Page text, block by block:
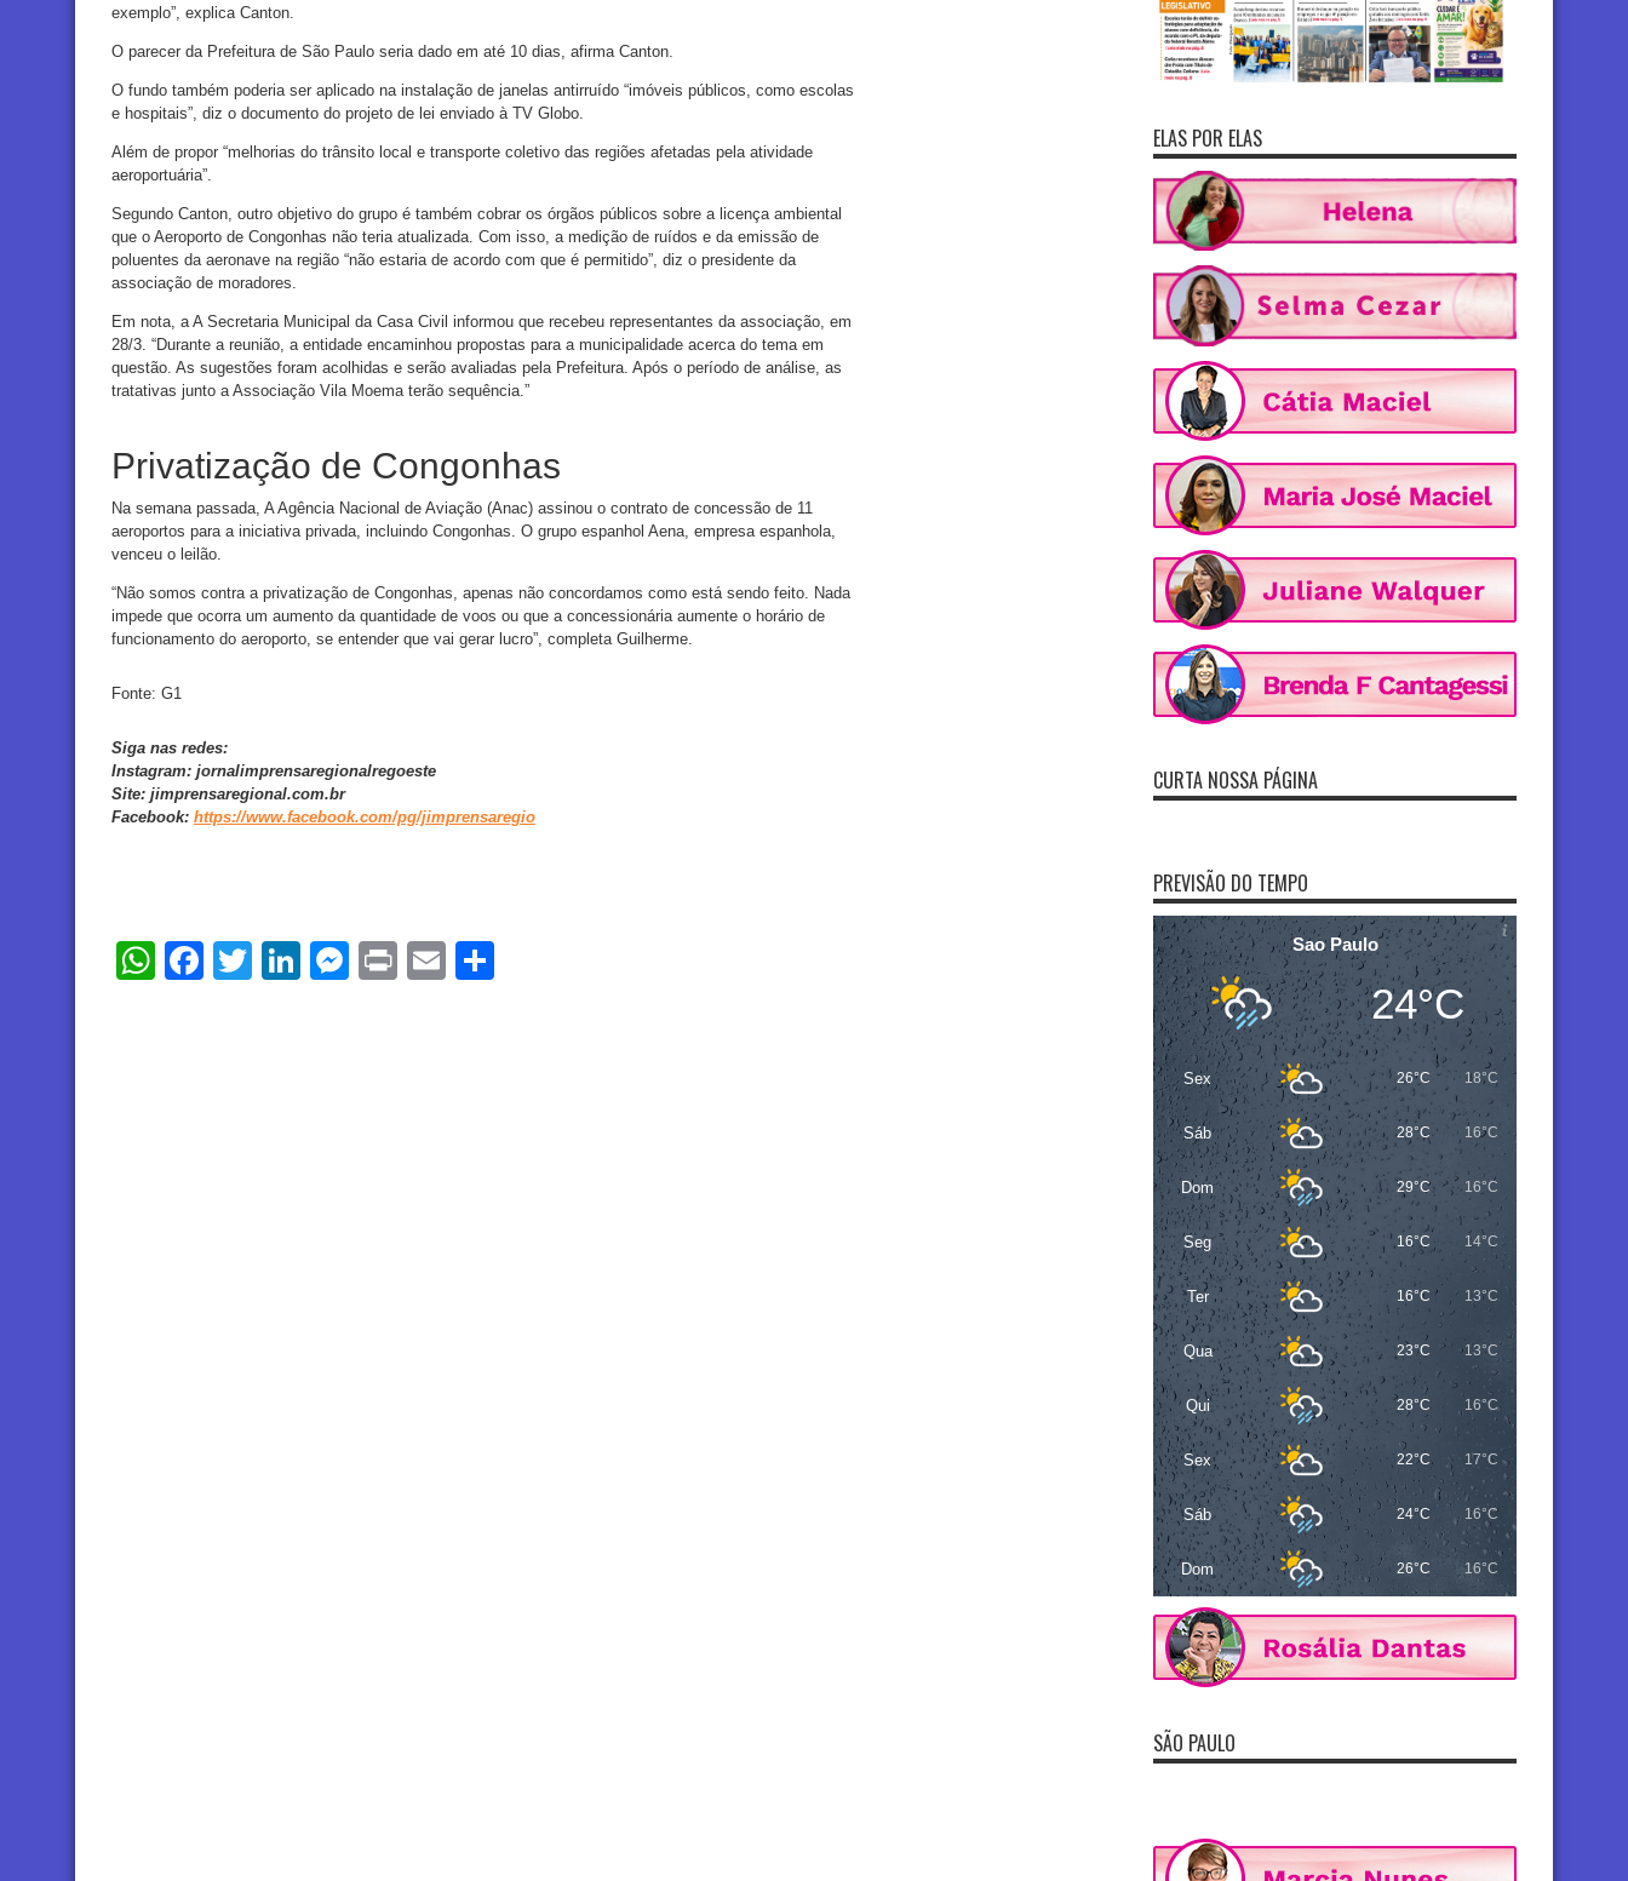
exemplo”, explica Canton.
O parecer da Prefeitura de São Paulo seria dado em até 10 dias, afirma Canton.
O fundo também poderia ser aplicado na instalação de janelas antirruído “imóveis públicos, como escolas
e hospitais”, diz o documento do projeto de lei enviado à TV Globo.
Além de propor “melhorias do trânsito local e transporte coletivo das regiões afetadas pela atividade
aeroportuária”.
Segundo Canton, outro objetivo do grupo é também cobrar os órgãos públicos sobre a licença ambiental
que o Aeroporto de Congonhas não teria atualizada. Com isso, a medição de ruídos e da emissão de
poluentes da aeronave na região “não estaria de acordo com que é permitido”, diz o presidente da
associação de moradores.
Em nota, a A Secretaria Municipal da Casa Civil informou que recebeu representantes da associação, em
28/3. “Durante a reunião, a entidade encaminhou propostas para a municipalidade acerca do tema em
questão. As sugestões foram acolhidas e serão avaliadas pela Prefeitura. Após o período de análise, as
tratativas junto a Associação Vila Moema terão sequência.”
Privatização de Congonhas
Na semana passada, A Agência Nacional de Aviação (Anac) assinou o contrato de concessão de 11
aeroportos para a iniciativa privada, incluindo Congonhas. O grupo espanhol Aena, empresa espanhola,
venceu o leilão.
“Não somos contra a privatização de Congonhas, apenas não concordamos como está sendo feito. Nada
impede que ocorra um aumento da quantidade de voos ou que a concessionária aumente o horário de
funcionamento do aeroporto, se entender que vai gerar lucro”, completa Guilherme.
Fonte: G1
Siga nas redes:
Instagram: jornalimprensaregionalregoeste
Site: jimprensaregional.com.br
Facebook: https://www.facebook.com/pg/jimprensaregio
WhatsApp
Facebook
TwitterLinkedIn
Messenger
PrintEmail
ELAS POR ELAS
CURTA NOSSA PÁGINA
PREVISÃO DO TEMPO
Sao Paulo
24°C
Sex 26°C 18°C
Sáb 28°C 16°C
Dom 29°C 16°C
Seg 16°C 14°C
Ter 16°C 13°C
Qua 23°C 13°C
Qui 28°C 16°C
Sex 22°C 17°C
Sáb 24°C 16°C
Dom 26°C 16°C
SÃO PAULO